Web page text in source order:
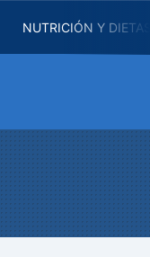
NUTRICIÓN Y